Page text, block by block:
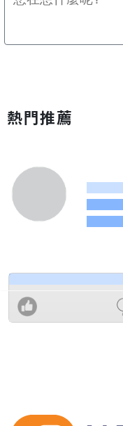
熱門推薦